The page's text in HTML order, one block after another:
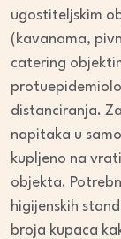
ugostiteljskim
(kavanama,
catering
distanciranja.
napitaka u
kupljeno na
objekta.
higijenskih
broja kupaca